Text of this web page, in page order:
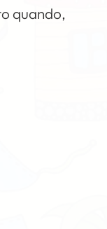
quando,